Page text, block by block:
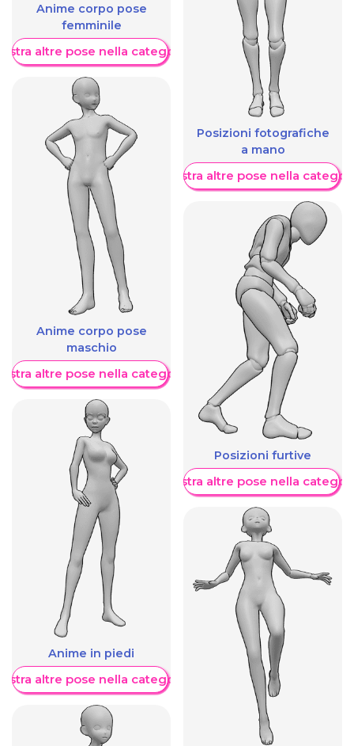
Anime corpo pose
femminile
altre pose nella categoria
Anime corpo pose
maschio
altre pose nella categoria
Anime in piedi
altre pose nella categoria
Posizioni fotografiche
a mano
Mostra altre pose nella
Posizioni furtive
Mostra altre pose nella